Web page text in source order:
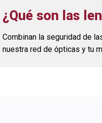
¿Qué son las
Combinan la seguridad de
nuestra red de ópticas y tu